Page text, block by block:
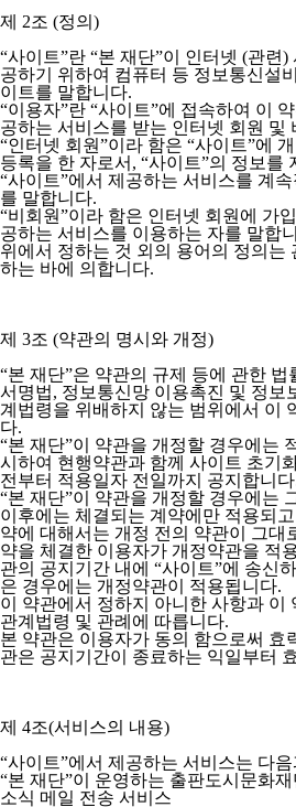
제 2조 (정의)
“사이트”란 “본 재단”이 인터넷 (관련)
공하기 위하여 컴퓨터 등 정보통신설
이트를 말합니다.
“이용자”란 “사이트”에 접속하여 이
공하는 서비스를 받는 인터넷 회원 및
“인터넷 회원”이라 함은 “사이트”에
등록을 한 자로서, “사이트”의 정보를
“사이트”에서 제공하는 서비스를 계
를 말합니다.
“비회원”이라 함은 인터넷 회원에 가
공하는 서비스를 이용하는 자를 말합
위에서 정하는 것 외의 용어의 정의는
하는 바에 의합니다.
제 3조 (약관의 명시와 개정)
“본 재단”은 약관의 규제 등에 관한
서명법, 정보통신망 이용촉진 및 정보
계법령을 위배하지 않는 범위에서 이
다.
“본 재단”이 약관을 개정할 경우에는
시하여 현행약관과 함께 사이트 초기
전부터 적용일자 전일까지 공지합니
“본 재단”이 약관을 개정할 경우에는
이후에는 체결되는 계약에만 적용되
약에 대해서는 개정 전의 약관이 그대
약을 체결한 이용자가 개정약관을 적
관의 공지기간 내에 “사이트”에 송신
은 경우에는 개정약관이 적용됩니다.
이 약관에서 정하지 아니한 사항과 이
관계법령 및 관례에 따릅니다.
본 약관은 이용자가 동의 함으로써 효
관은 공지기간이 종료하는 익일부터
제 4조(서비스의 내용)
“사이트”에서 제공하는 서비스는 다
“본 재단”이 운영하는 출판도시문화
소식 메일 전송 서비스